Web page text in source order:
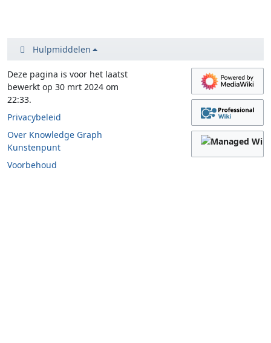
Hulpmiddelen
Deze pagina is voor het laatst
bewerkt op 30 mrt 2024 om
22:33.
Privacybeleid
Over Knowledge Graph
Kunstenpunt
Voorbehoud